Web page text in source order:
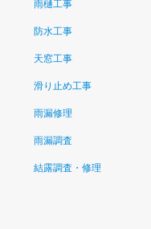
雨樋工事
防水工事
天窓工事
滑り止め工事
雨漏修理
雨漏調査
結露調査・修理